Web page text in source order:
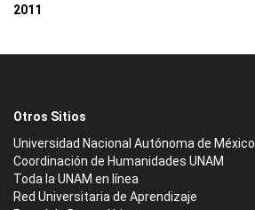
2011
Otros Sitios
Universidad Nacional Autónoma de México
Coordinación de Humanidades UNAM
Toda la UNAM en línea
Red Universitaria de Aprendizaje